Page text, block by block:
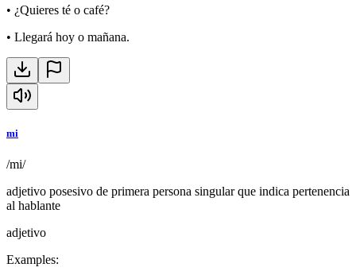
• ¿Quieres té o café?
• Llegará hoy o mañana.
mi
/mi/
adjetivo posesivo de primera persona singular que indica pertenencia
al hablante
adjetivo
Examples: